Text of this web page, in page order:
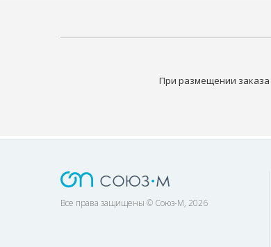
При размещении заказа
Все права защищены © Союз-М, 2026